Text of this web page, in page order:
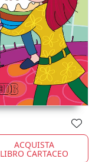
ACQUISTA
LIBRO CARTACEO